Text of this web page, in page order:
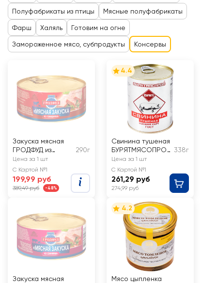
Полуфабрикаты из птицы Мясные полуфабрикаты
Фарш Халяль Готовим на огне
Замороженное мясо, субпродукты Консервы
Закуска мясная
ГРОДФУД из
говядины
290г
Цена за 1 шт
С Картой №1
199,99 руб
389,49 руб -48%
4.4
Свинина тушеная
БУРЯТМЯСОПРОМ
высший сорт,
ГОСТ
338г
Цена за 1 шт
С Картой №1
261,29 руб
274,99 руб
Закуска мясная
4.2
Мясо цыпленка